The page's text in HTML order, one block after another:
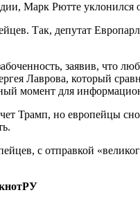
Марк Рютте уклонился
Так, депутат
заявив, что
Лаврова, который
момент для
Трамп, но европейцы
с отправкой